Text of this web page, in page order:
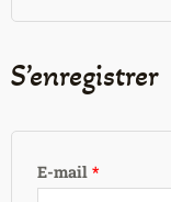
S’enregistrer
E-mail *